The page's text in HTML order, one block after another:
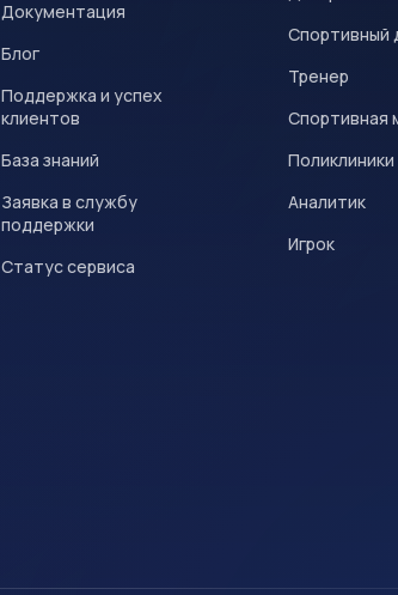
Документация
Блог
Поддержка и успех
клиентов
База знаний
Заявка в службу
поддержки
Статус сервиса
Спортивный
Тренер
Спортивная
Поликлиники
Аналитик
Игрок